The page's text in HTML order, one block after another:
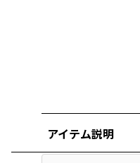
アイテム説明